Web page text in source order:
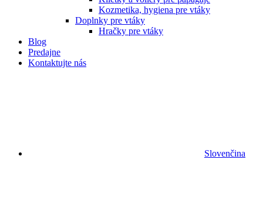
Kozmetika, hygiena pre vtáky
Doplnky pre vtáky
Hračky pre vtáky
Blog
Predajne
Kontaktujte nás
Slovenčina